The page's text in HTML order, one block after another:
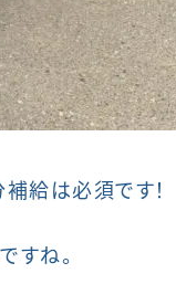
給は必須です！
すね。